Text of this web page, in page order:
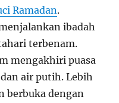
Ramadan.
ibadah
terbenam.
mengakhiri puasa
air putih. Lebih
berbuka dengan